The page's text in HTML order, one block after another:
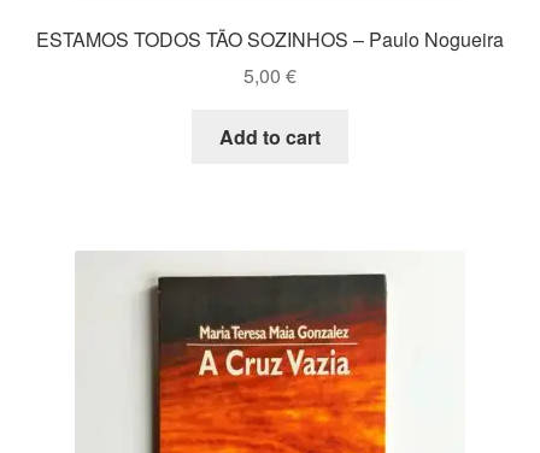
ESTAMOS TODOS TÃO SOZINHOS – Paulo Nogueira
5,00 €
Add to cart